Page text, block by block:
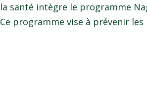
la santé intègre le programme
Ce programme vise à prévenir